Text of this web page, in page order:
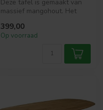
Deze tafel is gemaakt van
massief mangohout. Het
buitenz...
399,00
Op voorraad